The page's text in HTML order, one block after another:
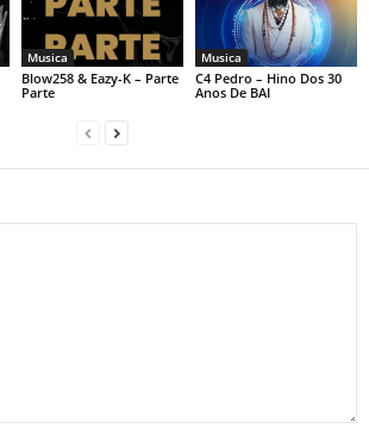
Musica
Blow258 & Eazy-K – Parte
Parte
Musica
C4 Pedro – Hino Dos 30
Anos De BAI